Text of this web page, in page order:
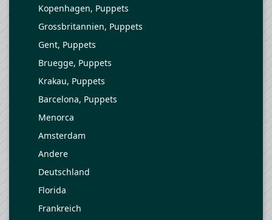
Kopenhagen, Puppets
Grossbritannien, Puppets
Gent, Puppets
Bruegge, Puppets
Krakau, Puppets
Barcelona, Puppets
Menorca
Amsterdam
Andere
Deutschland
Florida
Frankreich